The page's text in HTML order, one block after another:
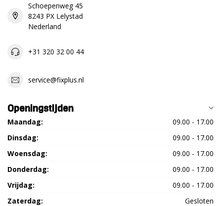
Schoepenweg 45
8243 PX Lelystad
Nederland
+31 320 32 00 44
service@fixplus.nl
Openingstijden
Maandag:
09.00 - 17.00
Dinsdag:
09.00 - 17.00
Woensdag:
09.00 - 17.00
Donderdag:
09.00 - 17.00
Vrijdag:
09.00 - 17.00
Zaterdag:
Gesloten